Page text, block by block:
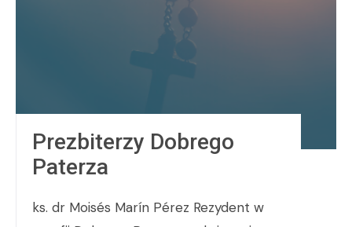
Prezbiterzy Dobrego
Paterza
ks. dr Moisés Marín Pérez Rezydent w